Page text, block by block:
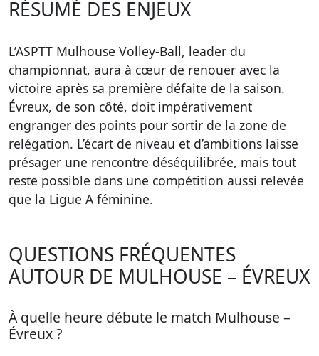
RÉSUMÉ DES ENJEUX
L’ASPTT Mulhouse Volley-Ball, leader du
championnat, aura à cœur de renouer avec la
victoire après sa première défaite de la saison.
Évreux, de son côté, doit impérativement
engranger des points pour sortir de la zone de
relégation. L’écart de niveau et d’ambitions laisse
présager une rencontre déséquilibrée, mais tout
reste possible dans une compétition aussi relevée
que la Ligue A féminine.
QUESTIONS FRÉQUENTES
AUTOUR DE MULHOUSE – ÉVREUX
À quelle heure débute le match Mulhouse –
Évreux ?